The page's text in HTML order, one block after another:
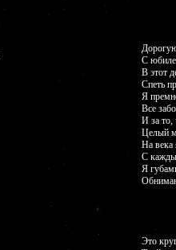
С
В этот
Спеть
Я
Все
И за то,
Целый
На века
С
Я
Это